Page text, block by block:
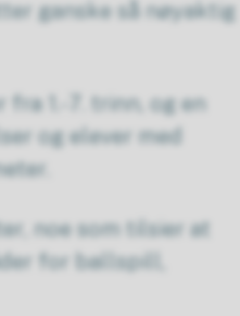
ganske så nøyaktig
1.-7. trinn, og en
og elever med
noe som tilsier at
for ballspill,